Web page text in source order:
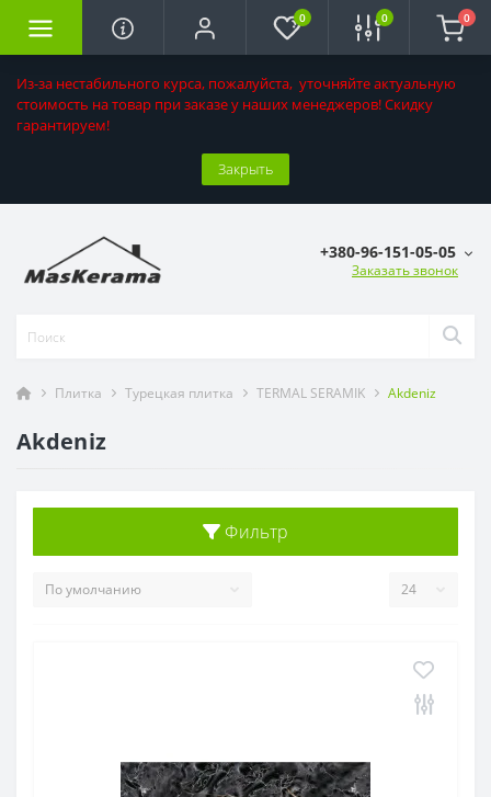
Из-за нестабильного курса, пожалуйста, уточняйте актуальную
стоимость на товар при заказе у наших менеджеров! Скидку
гарантируем!
Закрыть
0 0 0
+380-96-151-05-05
Заказать звонок
Плитка Турецкая плитка TERMAL SERAMIK Akdeniz
Akdeniz
Фильтр